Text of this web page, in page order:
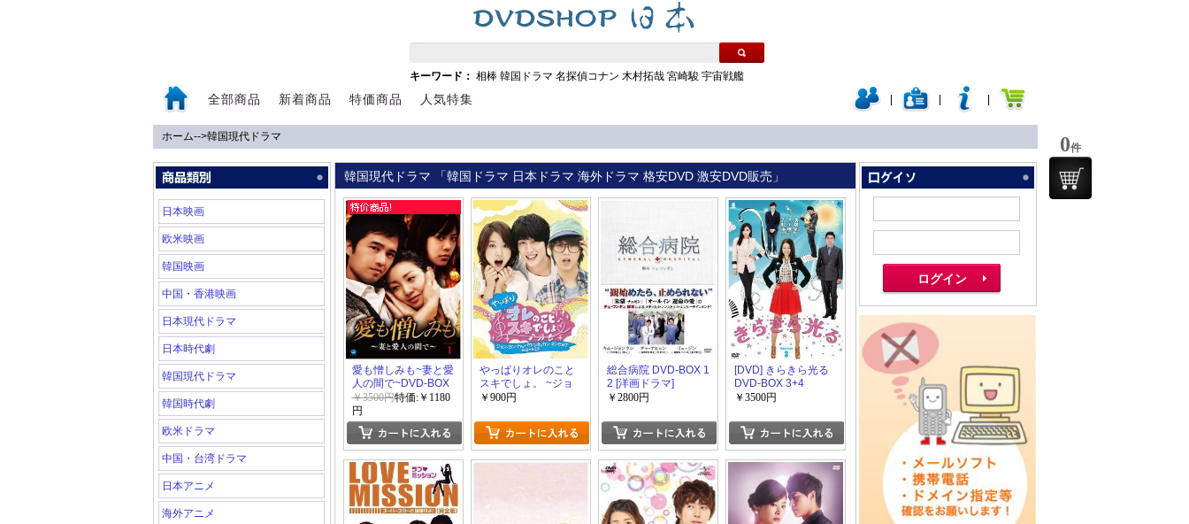
キーワード： 相棒 韓国ドラマ 名探偵コナン 木村拓哉 宮崎駿 宇宙戦艦
全部商品 新着商品 特価商品 人気特集
ホーム-->韓国現代ドラマ
日本映画
欧米映画
韓国映画
中国・香港映画
日本現代ドラマ
日本時代劇
韓国現代ドラマ
韓国時代劇
欧米ドラマ
中国・台湾ドラマ
日本アニメ
海外アニメ
韓国現代ドラマ 「韓国ドラマ 日本ドラマ 海外ドラマ 格安DVD 激安DVD販売」
愛も憎しみも~妻と愛
人の間で~DVD-BOX
1+2 [韓国TV]
￥3500円特価:￥1180
円
やっぱりオレのこと
スキでしょ。 ~ジョ
ン・ヨンファ [洋画 ド
￥900円
総合病院 DVD-BOX 1
2 [洋画ドラマ]
￥2800円
[DVD] きらきら光る
DVD-BOX 3+4
￥3500円
0件
0